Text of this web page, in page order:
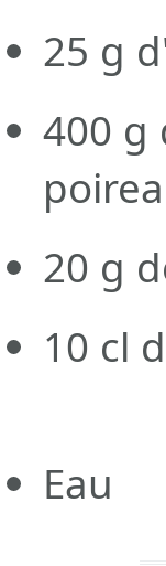
25 g
400 g
20 g
10 cl
Eau